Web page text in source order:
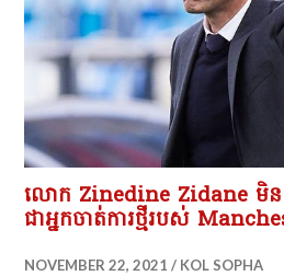
លោក Zinedine Zidane មិនទ
ជាអ្នកចាត់ការថ្មីរបស់
NOVEMBER 22, 2021 KOL SOPHA